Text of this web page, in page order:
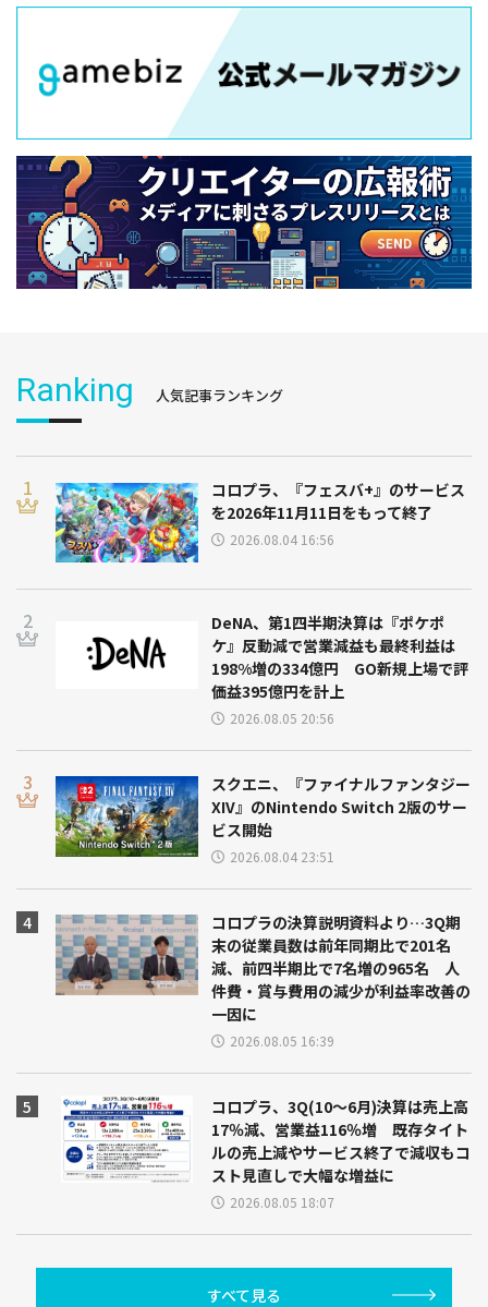
Ranking 人気記事ランキング
コロプラ、『フェスバ+』のサービス
を2026年11月11日をもって終了
2026.08.04 16:56
DeNA、第1四半期決算は『ポケポ
ケ』反動減で営業減益も最終利益は
198%増の334億円 GO新規上場で評
価益395億円を計上
2026.08.05 20:56
スクエニ、『ファイナルファンタジー
XIV』のNintendo Switch 2版のサー
ビス開始
2026.08.04 23:51
コロプラの決算説明資料より…3Q期
末の従業員数は前年同期比で201名
減、前四半期比で7名増の965名 人
件費・賞与費用の減少が利益率改善の
一因に
2026.08.05 16:39
コロプラ、3Q(10～6月)決算は売上高
17％減、営業益116％増 既存タイト
ルの売上減やサービス終了で減収もコ
スト見直しで大幅な増益に
2026.08.05 18:07
すべて見る